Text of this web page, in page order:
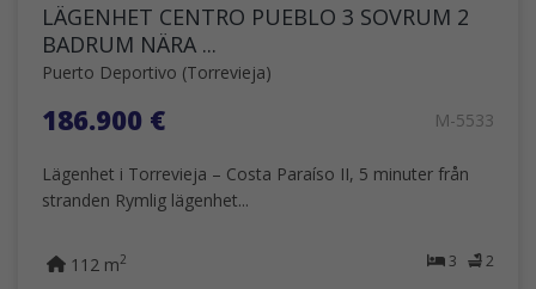
LÄGENHET CENTRO PUEBLO 3 SOVRUM 2
BADRUM NÄRA ...
Puerto Deportivo (Torrevieja)
186.900 € M-5533
Lägenhet i Torrevieja – Costa Paraíso II, 5 minuter från
stranden Rymlig lägenhet...
3 2
112 m2